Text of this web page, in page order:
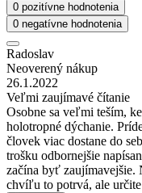
0 pozitívne hodnotenia
0 negatívne hodnotenia
Radoslav
Neoverený nákup
26.1.2022
Veľmi zaujímavé čítanie
Osobne sa veľmi teším,
holotropné dýchanie.
človek viac dostane do
trošku odbornejšie
začína byť zaujímavejšie.
chvíľu to potrvá, ale